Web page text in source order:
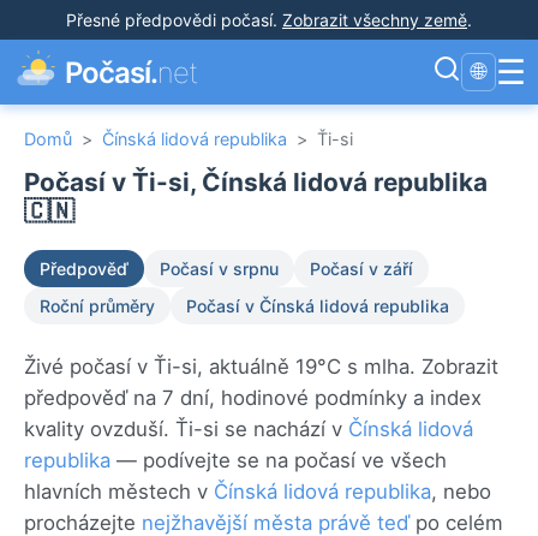
Přesné předpovědi počasí. Zobrazit všechny země.
Počasí.net 🌐 ☰
Domů > Čínská lidová republika > Ťi-si
Počasí v Ťi-si, Čínská lidová republika
🇨🇳
Předpověď Počasí v srpnu
Počasí v září
Roční průměry
Počasí v Čínská lidová republika
Živé počasí v Ťi-si, aktuálně 19°C s mlha. Zobrazit
předpověď na 7 dní, hodinové podmínky a index
kvality ovzduší. Ťi-si se nachází v Čínská lidová
republika — podívejte se na počasí ve všech
hlavních městech v Čínská lidová republika, nebo
procházejte nejžhavější města právě teďpo celém